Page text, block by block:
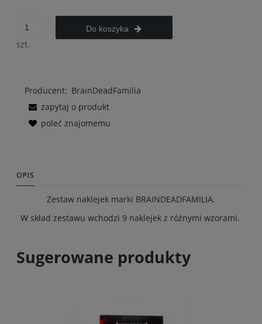
szt.
Do koszyka
Producent: BrainDeadFamilia
zapytaj o produkt
poleć znajomemu
OPIS
Zestaw naklejek marki BRAINDEADFAMILIA.
W skład zestawu wchodzi 9 naklejek z różnymi wzorami.
Sugerowane produkty